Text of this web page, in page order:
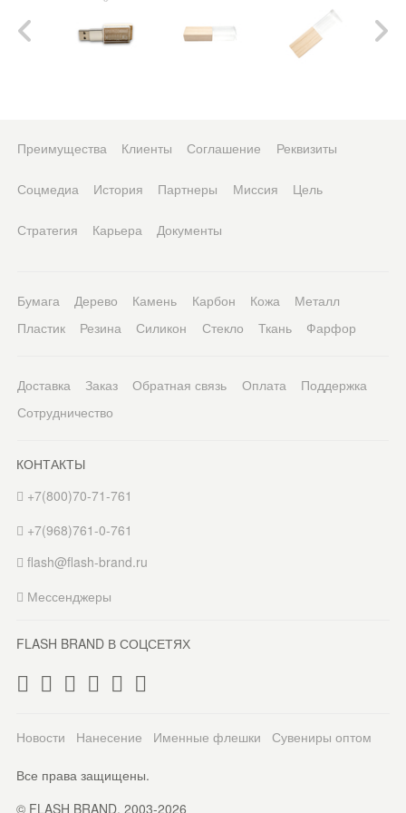
Преимущества Клиенты Соглашение Реквизиты
Соцмедиа История Партнеры Миссия Цель
Стратегия Карьера Документы
Бумага Дерево Камень Карбон Кожа
Металл
Пластик
Резина Силикон Стекло Ткань Фарфор
Доставка Заказ Обратная связь Оплата
Поддержка
Сотрудничество
КОНТАКТЫ
+7(800)70-71-761
+7(968)761-0-761
flash@flash-brand.ru
Мессенджеры
FLASH BRAND В СОЦСЕТЯХ
Новости Нанесение Именные флешки Сувениры оптом
Все права защищены.
© FLASH BRAND. 2003-2026